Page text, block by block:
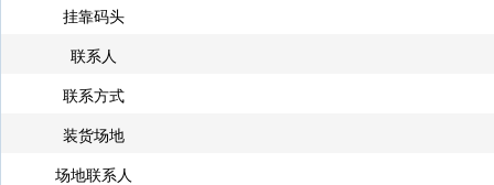
挂靠码头
联系人
联系方式
装货场地
场地联系人